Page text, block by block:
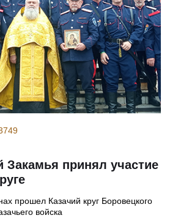
Закамья принял участие
прошел Казачий круг Боровецкого
войска